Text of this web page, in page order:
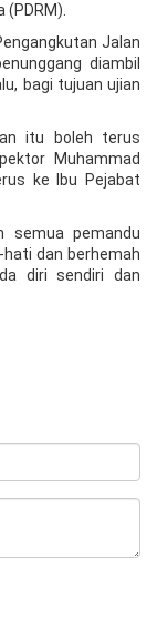
(PDRM).
Jalan
diambil
bagi tujuan ujian
itu boleh terus
Muhammad
ke Ibu Pejabat
semua pemandu
dan berhemah
diri sendiri dan